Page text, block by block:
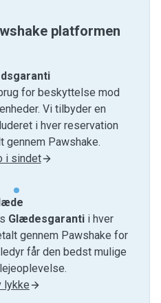
platformen
for beskyttelse mod
Vi tilbyder en
i hver reservation
gennem Pawshake.
i sindet
Glædesgarantii hver
gennem Pawshake for
får den bedst mulige
lykke